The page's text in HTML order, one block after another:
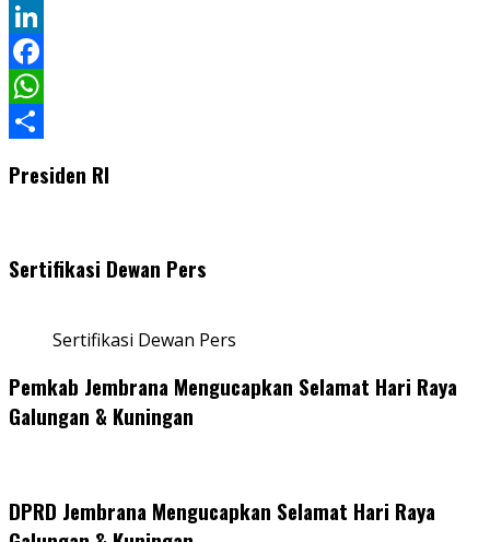
Twitter
LinkedIn
Facebook
WhatsApp
Presiden RI
Sertifikasi Dewan Pers
Sertifikasi Dewan Pers
Pemkab Jembrana Mengucapkan Selamat Hari Raya
Galungan & Kuningan
DPRD Jembrana Mengucapkan Selamat Hari Raya